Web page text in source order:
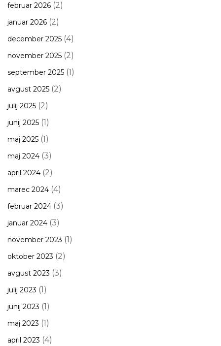
februar 2026 (2)
januar 2026 (2)
december 2025 (4)
november 2025 (2)
september 2025 (1)
avgust 2025 (2)
julij 2025 (2)
junij 2025 (1)
maj 2025 (1)
maj 2024 (3)
april 2024 (2)
marec 2024 (4)
februar 2024 (3)
januar 2024 (3)
november 2023 (1)
oktober 2023 (2)
avgust 2023 (3)
julij 2023 (1)
junij 2023 (1)
maj 2023 (1)
april 2023 (4)